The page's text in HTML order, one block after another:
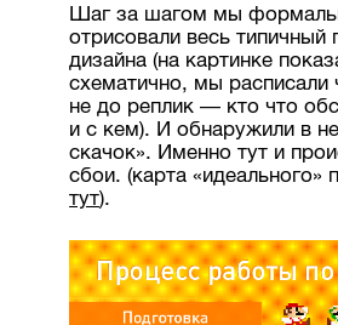
Шаг за шагом мы
отрисовали весь типичный
дизайна (на картинке
схематично, мы расписали
не до реплик — кто что
и с кем). И обнаружили в
скачок». Именно тут и
сбои. (карта «идеального»
тут).